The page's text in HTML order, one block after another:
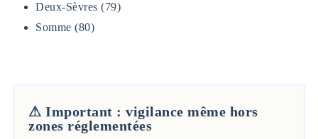
Deux-Sèvres (79)
Somme (80)
⚠ Important : vigilance même hors
zones réglementées